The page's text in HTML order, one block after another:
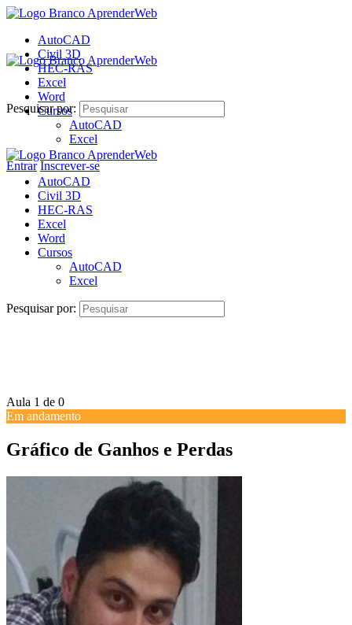
AutoCAD
Civil 3D
HEC-RAS
Excel
Word
Cursos
AutoCAD
Excel
Entrar Inscrever-se
Pesquisar por:
AutoCAD
Civil 3D
HEC-RAS
Excel
Word
Cursos
AutoCAD
Excel
Pesquisar por:
Aula 1 de 0
Em andamento
Gráfico de Ganhos e Perdas